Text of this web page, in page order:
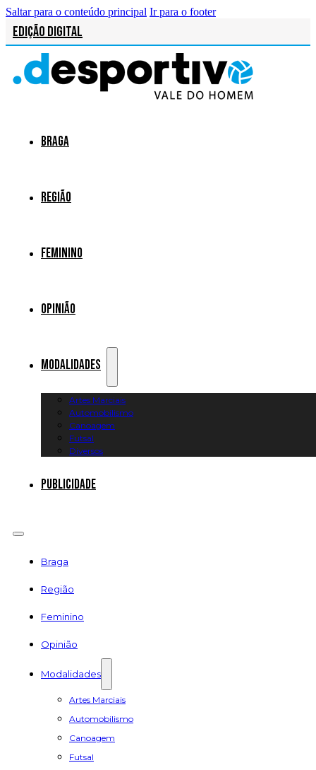
Saltar para o conteúdo principal Ir para o footer
Edição Digital
Braga
Região
Feminino
Opinião
Modalidades
Artes Marciais
Automobilismo
Canoagem
Futsal
Diversos
Publicidade
Braga
Região
Feminino
Opinião
Modalidades
Artes Marciais
Automobilismo
Canoagem
Futsal